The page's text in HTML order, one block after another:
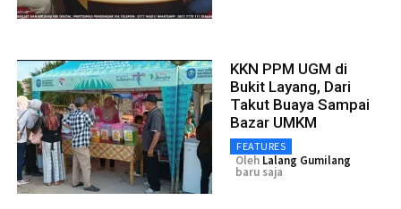
KKN PPM UGM di
Bukit Layang, Dari
Takut Buaya Sampai
Bazar UMKM
FEATURES
Oleh Lalang Gumilang
baru saja